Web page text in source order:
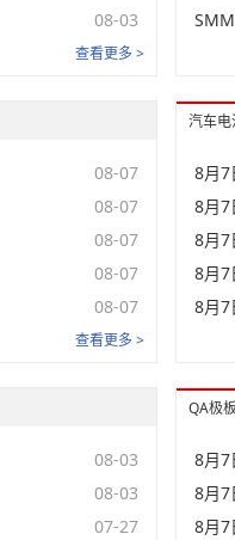
08-03
查看更多 >
08-07
08-07
08-07
08-07
08-07
查看更多 >
汽车
8月7
8月7
8月7
8月7
8月7
08-03
08-03
07-27
QA极板
8月7
8月7
8月7